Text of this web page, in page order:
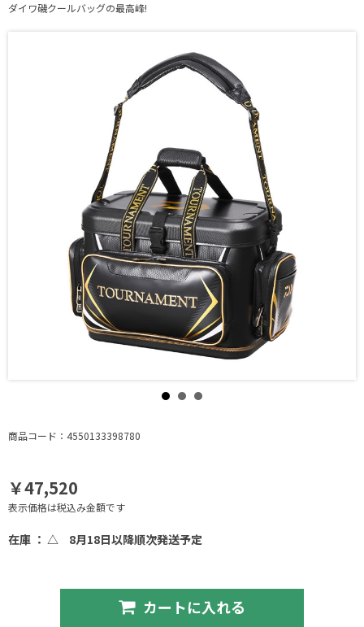
ダイワ磯クールバッグの最高峰!
商品コード：4550133398780
￥47,520
表示価格は税込み金額です
在庫 ： △ 8月18日以降順次発送予定
カートに入れる